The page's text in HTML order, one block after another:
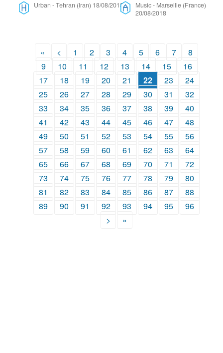
Urban -Tehran (Iran) 18/08/2018 Music- Marseille (France)
20/08/2018
« < 1 2 3 4 5 6 7
8
9
10 11 12 13 14 15
16
17
18 19 20 21 22 23
24
25
26 27 28 29 30 31
32
33
34 35 36 37 38 39
40
41
42 43 44 45 46 47
48
49
50 51 52 53 54 55
56
57
58 59 60 61 62 63
64
65
66 67 68 69 70 71
72
73
74 75 76 77 78 79
80
81
82 83 84 85 86 87
88
89
90 91 92 93 94 95
96
>
»